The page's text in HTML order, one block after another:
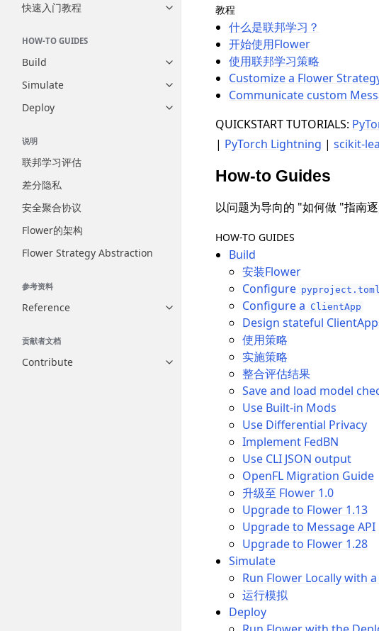
快速入门教程
Toggle navigation of 快速入门教程
HOW-TO GUIDES
Build
Toggle navigation of Build
Simulate
Toggle navigation of Simulate
Deploy
Toggle navigation of Deploy
说明
联邦学习评估
差分隐私
安全聚合协议
Flower的架构
Flower Strategy Abstraction
参考资料
Reference Toggle navigation of Reference
贡献者文档
Contribute Toggle navigation of Contribute
教程
什么是联邦学习？
开始使用Flower
使用联邦学习策略
Customize a Flower
Communicate custom
QUICKSTART TUTORIALS:
| PyTorch Lightning | scikit-
How-to Guides
以问题为导向的 "如何做 "指南
HOW-TO GUIDES
Build
安装Flower
Configure pyproject.toml
Configure a ClientApp
Design stateful
使用策略
实施策略
整合评估结果
Save and load model
Use Built-in Mods
Use Differential Privacy
Implement FedBN
Use CLI JSON output
OpenFL Migration Guide
升级至 Flower 1.0
Upgrade to Flower 1.13
Upgrade to Message API
Upgrade to Flower 1.28
Simulate
Run Flower Locally with
运行模拟
Deploy